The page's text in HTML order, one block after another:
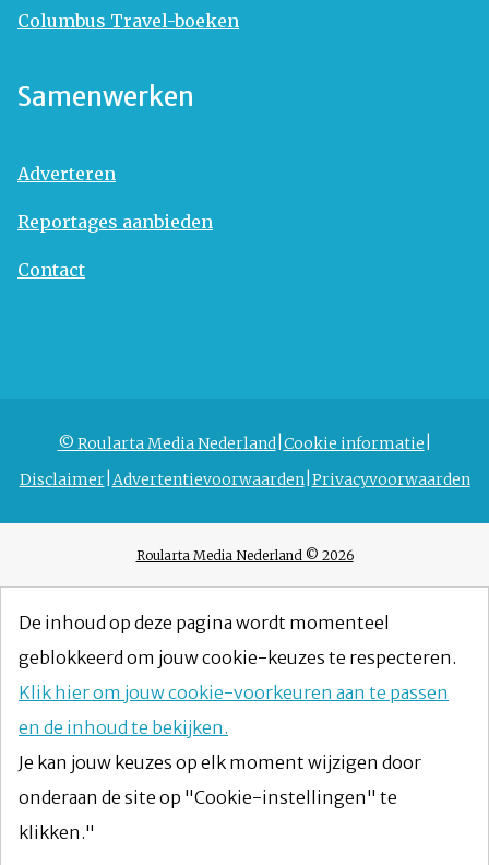
Columbus Travel-boeken
Samenwerken
Adverteren
Reportages aanbieden
Contact
© Roularta Media Nederland Cookie informatie
Disclaimer Advertentievoorwaarden Privacyvoorwaarden
Roularta Media Nederland © 2026
De inhoud op deze pagina wordt momenteel
geblokkeerd om jouw cookie-keuzes te respecteren.
Klik hier om jouw cookie-voorkeuren aan te passen
en de inhoud te bekijken.
Je kan jouw keuzes op elk moment wijzigen door
onderaan de site op "Cookie-instellingen" te
klikken."